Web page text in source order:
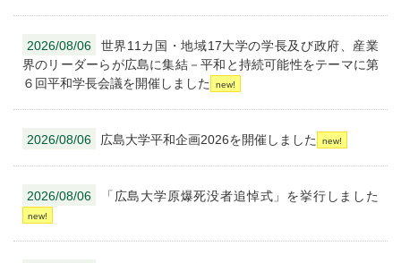
2026/08/06
世界11カ国・地域17大学の学長及び政府、産業
界のリーダーらが広島に集結－平和と持続可能性をテーマに第
６回平和学長会議を開催しました
2026/08/06 広島大学平和企画2026を開催しました
2026/08/06 「広島大学原爆死没者追悼式」を挙行しました